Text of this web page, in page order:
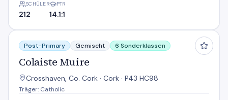
SCHÜLER
212
PTR
14.1:1
Colaiste Muire
Post-Primary Gemischt 6 Sonderklassen
Colaiste Muire
Crosshaven, Co. Cork · Cork · P43 HC98
Träger: Catholic